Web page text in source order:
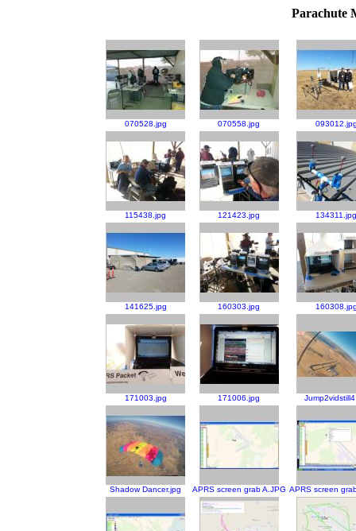
Parachute
070528.jpg 070558.jpg
115438.jpg 121423.jpg 134311.jpg
141625.jpg 160303.jpg
171003.jpg 171006.jpg
Shadow Dancer.jpg APRS screen grab A.JPG APRS screen